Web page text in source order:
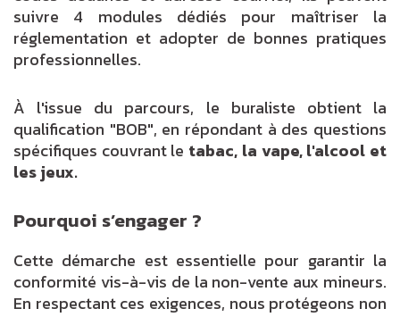
suivre 4 modules dédiés pour maîtriser la
réglementation et adopter de bonnes pratiques
professionnelles.
À l'issue du parcours, le buraliste obtient la
qualification "BOB", en répondant à des questions
spécifiques couvrant le tabac, la vape, l'alcool et
les jeux.
Pourquoi s’engager ?
Cette démarche est essentielle pour garantir la
conformité vis-à-vis de la non-vente aux mineurs.
En respectant ces exigences, nous protégeons non